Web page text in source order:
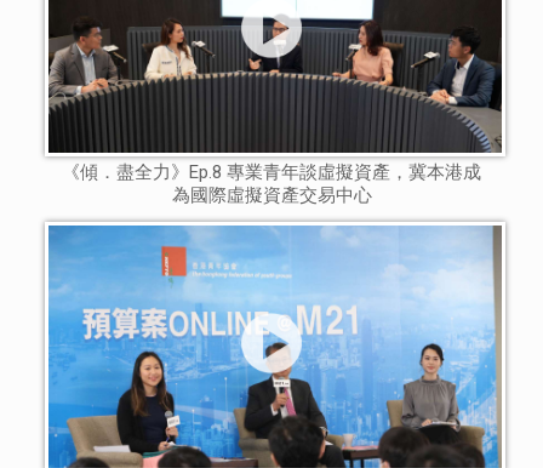
《傾．盡全力》Ep.8 專業青年談虛擬資產，冀本港成
為國際虛擬資產交易中心